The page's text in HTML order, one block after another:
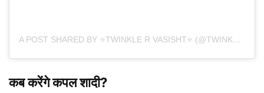
A POST SHARED BY ⭐️TWINKLE R VASISHT⭐️ (@TWINKLE_VASISHT)
कब करेंगे कपल शादी?